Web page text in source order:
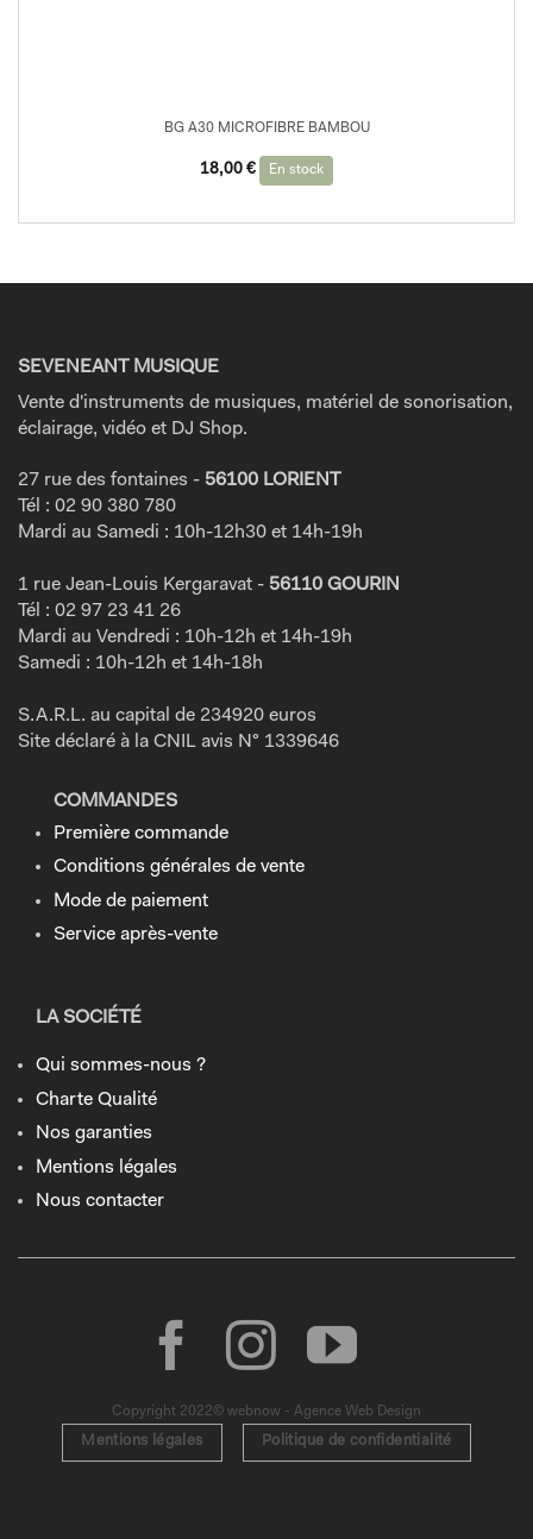
BG A30 MICROFIBRE BAMBOU
18,00 € En stock
SEVENEANT MUSIQUE
Vente d'instruments de musiques, matériel de sonorisation,
éclairage, vidéo et DJ Shop.
27 rue des fontaines - 56100 LORIENT
Tél : 02 90 380 780
Mardi au Samedi : 10h-12h30 et 14h-19h
1 rue Jean-Louis Kergaravat - 56110 GOURIN
Tél : 02 97 23 41 26
Mardi au Vendredi : 10h-12h et 14h-19h
Samedi : 10h-12h et 14h-18h
S.A.R.L. au capital de 234920 euros
Site déclaré à la CNIL avis N° 1339646
COMMANDES
Première commande
Conditions générales de vente
Mode de paiement
Service après-vente
LA SOCIÉTÉ
Qui sommes-nous ?
Charte Qualité
Nos garanties
Mentions légales
Nous contacter
Copyright 2022© webnow - Agence Web Design
Mentions légales Politique de confidentialité